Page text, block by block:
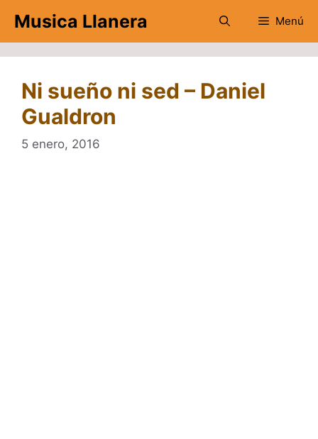
contenido
Musica Llanera Menú
Ni sueño ni sed – Daniel
Gualdron
5 enero, 2016